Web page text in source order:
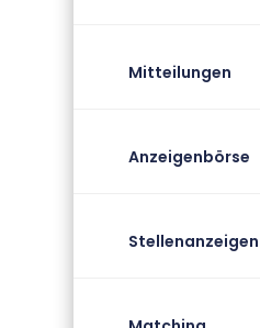
Mitteilungen
Anzeigenbörse
Stellenanzeigen